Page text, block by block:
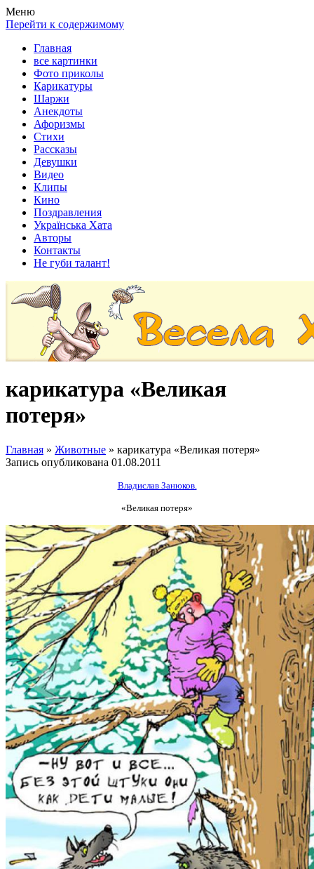
Весела хата — прикольные картинки, смешные истории,
клипы!
Покажем всем ваши фото приколы, карикатуры, шаржи, стихи,
рассказы, видео и песни!
Меню
Перейти к содержимому
Главная
все картинки
Фото приколы
Карикатуры
Шаржи
Анекдоты
Афоризмы
Стихи
Рассказы
Девушки
Видео
Клипы
Кино
Поздравления
Українська Хата
Авторы
Контакты
Не губи талант!
карикатура «Великая
потеря»
Главная » Животные » карикатура «Великая потеря»
Запись опубликована 01.08.2011
Владислав Занюков.
«Великая потеря»